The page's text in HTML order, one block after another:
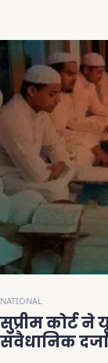
NATIONAL
सुप्रीम कोर्ट ने
संवैधानिक